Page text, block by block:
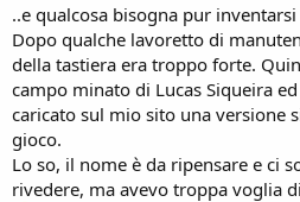
t
a
r
t
e
r
r
e
d
s
..e qualcosa bisogna pur
Dopo qualche lavoretto di
della tastiera era troppo forte.
campo minato di Lucas Siqueira
caricato sul mio sito una versione
gioco.
Lo so, il nome è da ripensare e ci
rivedere, ma avevo troppa voglia